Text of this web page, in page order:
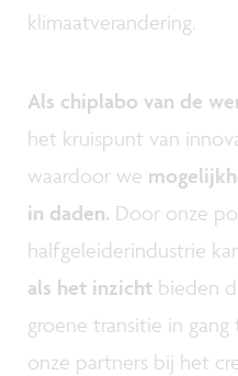
klimaatverandering.
Als chiplabo van de
het kruispunt van
waardoor we
in daden. Door onze
halfgeleiderindustrie
als het inzicht bieden
groene transitie in
onze partners bij het